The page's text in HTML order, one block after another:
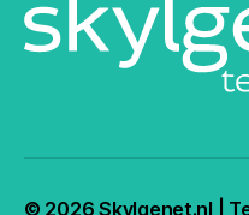
© 2026Skylgenet.nl |